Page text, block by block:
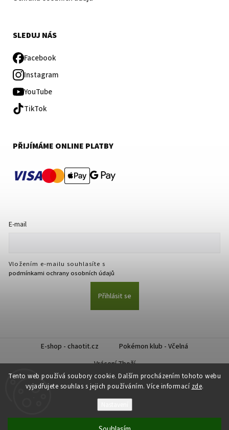
Tento web používá soubory cookie. Dalším procházením tohoto webu
vyjadřujete souhlas s jejich používáním. Více informací zde.
SLEDUJ NÁS
Facebook
Instagram
YouTube
TikTok
PŘIJÍMÁME ONLINE PLATBY
VISA
E-mail
Vložením e-mailu souhlasíte s
podmínkami ochrany osobních údajů
Přihlásit se
E-shop - chaotit.cz
Pokémon klub - Včelná
Vrácení Zboží
CHAOTIT. Všechna práva vyhrazena.